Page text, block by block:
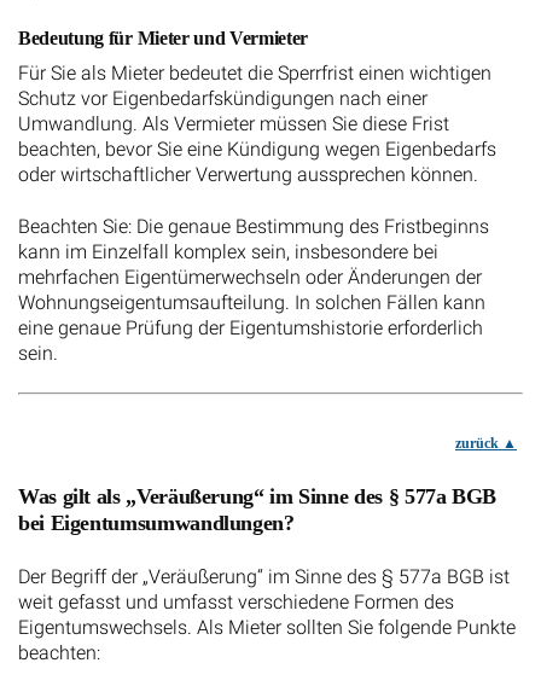
Bedeutung für Mieter und Vermieter
Für Sie als Mieter bedeutet die Sperrfrist einen wichtigen
Schutz vor Eigenbedarfskündigungen nach einer
Umwandlung. Als Vermieter müssen Sie diese Frist
beachten, bevor Sie eine Kündigung wegen Eigenbedarfs
oder wirtschaftlicher Verwertung aussprechen können.
Beachten Sie: Die genaue Bestimmung des Fristbeginns
kann im Einzelfall komplex sein, insbesondere bei
mehrfachen Eigentümerwechseln oder Änderungen der
Wohnungseigentumsaufteilung. In solchen Fällen kann
eine genaue Prüfung der Eigentumshistorie erforderlich
sein.
zurück
Was gilt als „Veräußerung“ im Sinne des § 577a BGB
bei Eigentumsumwandlungen?
Der Begriff der „Veräußerung“ im Sinne des § 577a BGB ist
weit gefasst und umfasst verschiedene Formen des
Eigentumswechsels. Als Mieter sollten Sie folgende Punkte
beachten: